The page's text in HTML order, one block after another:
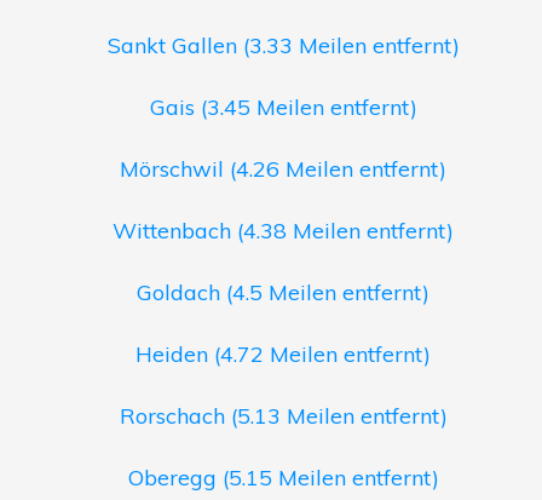
Sankt Gallen (3.33 Meilen entfernt)
Gais (3.45 Meilen entfernt)
Mörschwil (4.26 Meilen entfernt)
Wittenbach (4.38 Meilen entfernt)
Goldach (4.5 Meilen entfernt)
Heiden (4.72 Meilen entfernt)
Rorschach (5.13 Meilen entfernt)
Oberegg (5.15 Meilen entfernt)